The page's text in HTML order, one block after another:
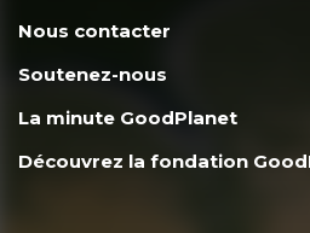
Nous contacter
Soutenez-nous
La minute GoodPlanet
Découvrez la fondation